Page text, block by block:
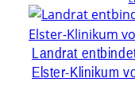
Landrat
Elster-Klinikum